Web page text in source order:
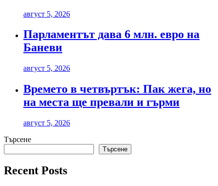
август 5, 2026
Парламентът дава 6 млн. евро на
Баневи
август 5, 2026
Времето в четвъртък: Пак жега, но
на места ще превали и гърми
август 5, 2026
Търсене
Търсене
Recent Posts